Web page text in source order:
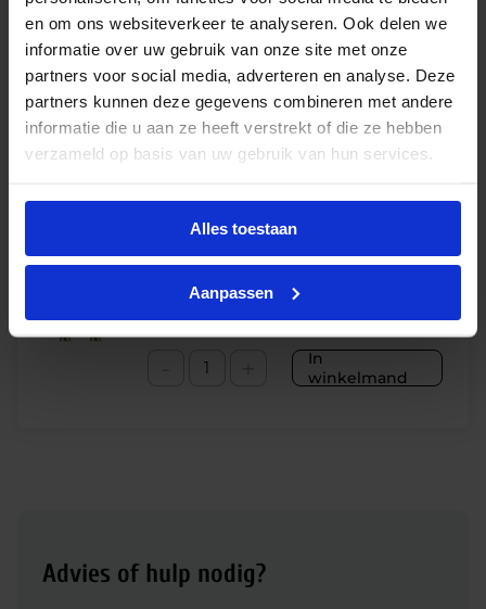
en om ons websiteverkeer te analyseren. Ook delen we
informatie over uw gebruik van onze site met onze
partners voor social media, adverteren en analyse. Deze
partners kunnen deze gegevens combineren met andere
informatie die u aan ze heeft verstrekt of die ze hebben
verzameld op basis van uw gebruik van hun services.
Alles toestaan
Aanpassen
perfecte vervanger vinden voor jouw situatie.
Wil je persoonlijk advies? Neem dan gerust contact
met ons op via de mail. Wij zorgen ervoor dat je snel
en eenvoudig kunt overstappen op de beste
verlichting.
In
winkelmand
0,85 excl. btw
€1,03 incl.btw
Advies of hulp nodig?